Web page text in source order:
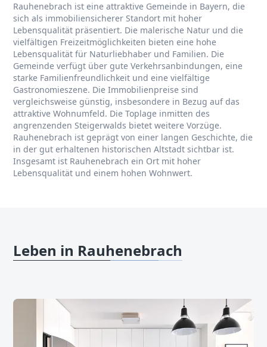
Rauhenebrach ist eine attraktive Gemeinde in Bayern, die
sich als immobiliensicherer Standort mit hoher
Lebensqualität präsentiert. Die malerische Natur und die
vielfältigen Freizeitmöglichkeiten bieten eine hohe
Lebensqualität für Naturliebhaber und Familien. Die
Gemeinde verfügt über gute Verkehrsanbindungen, eine
starke Familienfreundlichkeit und eine vielfältige
Gastronomieszene. Die Immobilienpreise sind
vergleichsweise günstig, insbesondere in Bezug auf das
attraktive Wohnumfeld. Die Toplage inmitten des
angrenzenden Steigerwalds bietet weitere Vorzüge.
Rauhenebrach ist geprägt von einer langen Geschichte, die
in der gut erhaltenen historischen Altstadt sichtbar ist.
Insgesamt ist Rauhenebrach ein Ort mit hoher
Lebensqualität und einem hohen Wohnwert.
Leben in Rauhenebrach